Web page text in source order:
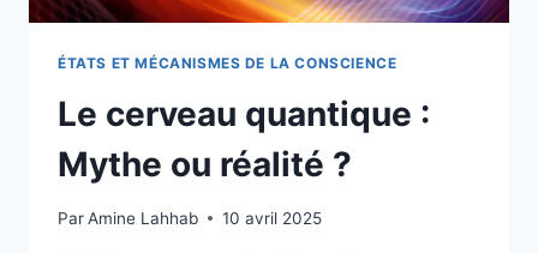
ÉTATS ET MÉCANISMES DE LA CONSCIENCE
Le cerveau quantique :
Mythe ou réalité ?
ParAmine Lahhab 10 avril 2025